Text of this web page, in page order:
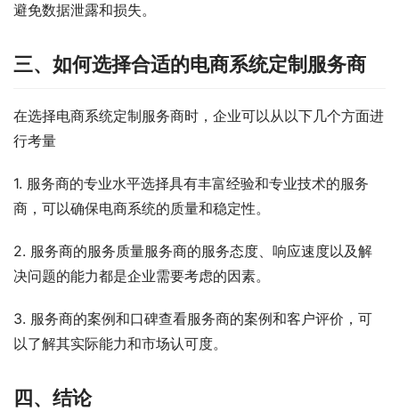
避免数据泄露和损失。
三、如何选择合适的电商系统定制服务商
在选择电商系统定制服务商时，企业可以从以下几个方面进
行考量
1. 服务商的专业水平选择具有丰富经验和专业技术的服务
商，可以确保电商系统的质量和稳定性。
2. 服务商的服务质量服务商的服务态度、响应速度以及解
决问题的能力都是企业需要考虑的因素。
3. 服务商的案例和口碑查看服务商的案例和客户评价，可
以了解其实际能力和市场认可度。
四、结论